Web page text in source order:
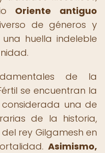
Oriente antiguo
de géneros y
huella indeleble
de la
se encuentran la
considerada una de
de la historia,
rey Gilgamesh en
Asimismo,